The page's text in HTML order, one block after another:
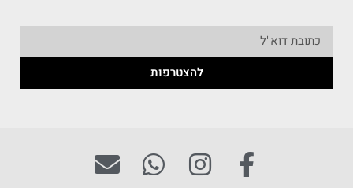
להצטרפות